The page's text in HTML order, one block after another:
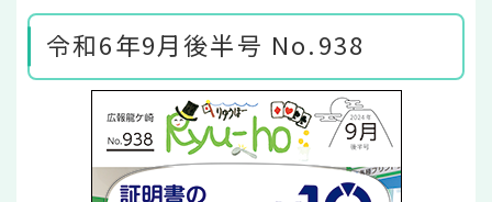
令和6年9月後半号 No.938